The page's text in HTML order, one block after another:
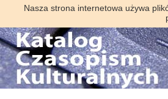
Nasza strona internetowa używa